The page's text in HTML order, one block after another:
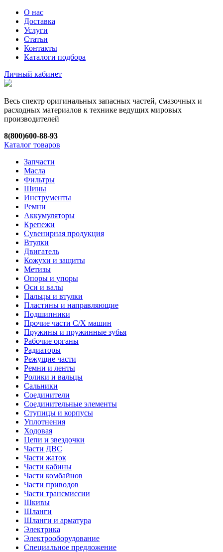
О нас
Доставка
Услуги
Статьи
Контакты
Каталоги подбора
Личный кабинет
Весь спектр оригинальных запасных частей, смазочных и
расходных материалов к технике ведущих мировых
производителей
8(800)600-88-93
Каталог товаров
Запчасти
Масла
Фильтры
Шины
Инструменты
Ремни
Аккумуляторы
Крепежи
Сувенирная продукция
Втулки
Двигатель
Кожухи и защиты
Метизы
Опоры и упоры
Оси и валы
Пальцы и втулки
Пластины и направляющие
Подшипники
Прочие части С/Х машин
Пружины и пружинные зубья
Рабочие органы
Радиаторы
Режущие части
Ремни и ленты
Ролики и вальцы
Сальники
Соединители
Соединительные элементы
Ступицы и корпусы
Уплотнения
Ходовая
Цепи и звездочки
Части ДВС
Части жаток
Части кабины
Части комбайнов
Части приводов
Части трансмиссии
Шкивы
Шланги
Шланги и арматура
Электрика
Электрооборудование
Специальное предложение